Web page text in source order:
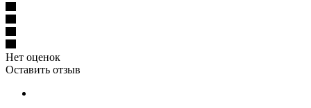
Нет оценок
Оставить отзыв